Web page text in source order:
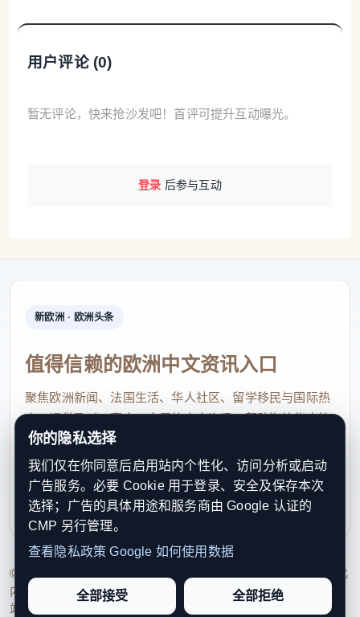
方向和内容都是不断变化和创新的，更加注重考查考
法商家所骗，带来经济和心理上的双重损失。
典型案例中还提到：曾有考生携带手机等违禁物品进
甚至有不法分子组织作弊。
教育部提醒考生：近年来，公安机关与相关部门密切
协同，对考试违法犯罪行为始终保持高压严打态势。
不要相信不法分子的蛊惑，更不要心存侥幸，广大考
生要严守法律法规底线，切勿一时糊涂，触碰法律红
线。
近年来，高考安检措施持续升级，多地考点已全面实
用户评论 (0)
暂无评论，快来抢沙发吧！首评可提升互动曝光。
登录 后参与互动
新欧洲 · 欧洲头条
值得信赖的欧洲中文资讯入口
聚焦欧洲新闻、法国生活、华人社区、留学移民与国际热
点，提供及时、真实、实用的中文资讯，帮助海外华人快
速了解欧洲动态。
contact@xinouzhou.com
服务支持、版权与合作：工作日优先处理站务、投稿与权
利通知
© 2026 新欧洲·欧洲头条. All Rights Reserved. 本网站持续优化
内容透明度、联系方式与用户权利说明，以提升品牌信任感和
站点完整度。
你的隐私选择
我们仅在你同意后启用站内个性化、访问分析或启动
广告服务。必要 Cookie 用于登录、安全及保存本次
选择；广告的具体用途和服务商由 Google 认证的
CMP 另行管理。
查看隐私政策 Google 如何使用数据
全部接受 全部拒绝